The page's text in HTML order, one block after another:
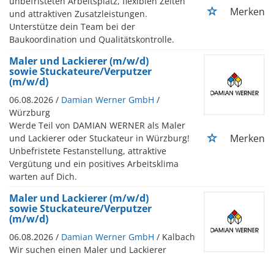
und attraktiven Zusatzleistungen.
Unterstütze dein Team bei der
Baukoordination und Qualitätskontrolle.
Merken
Maler und Lackierer (m/w/d)
sowie Stuckateure/Verputzer
(m/w/d)
06.08.2026 / Damian Werner GmbH /
Würzburg
Werde Teil von DAMIAN WERNER als Maler
und Lackierer oder Stuckateur in Würzburg!
Unbefristete Festanstellung, attraktive
Vergütung und ein positives Arbeitsklima
warten auf Dich.
Merken
Maler und Lackierer (m/w/d)
sowie Stuckateure/Verputzer
(m/w/d)
06.08.2026 / Damian Werner GmbH / Kalbach
Wir suchen einen Maler und Lackierer